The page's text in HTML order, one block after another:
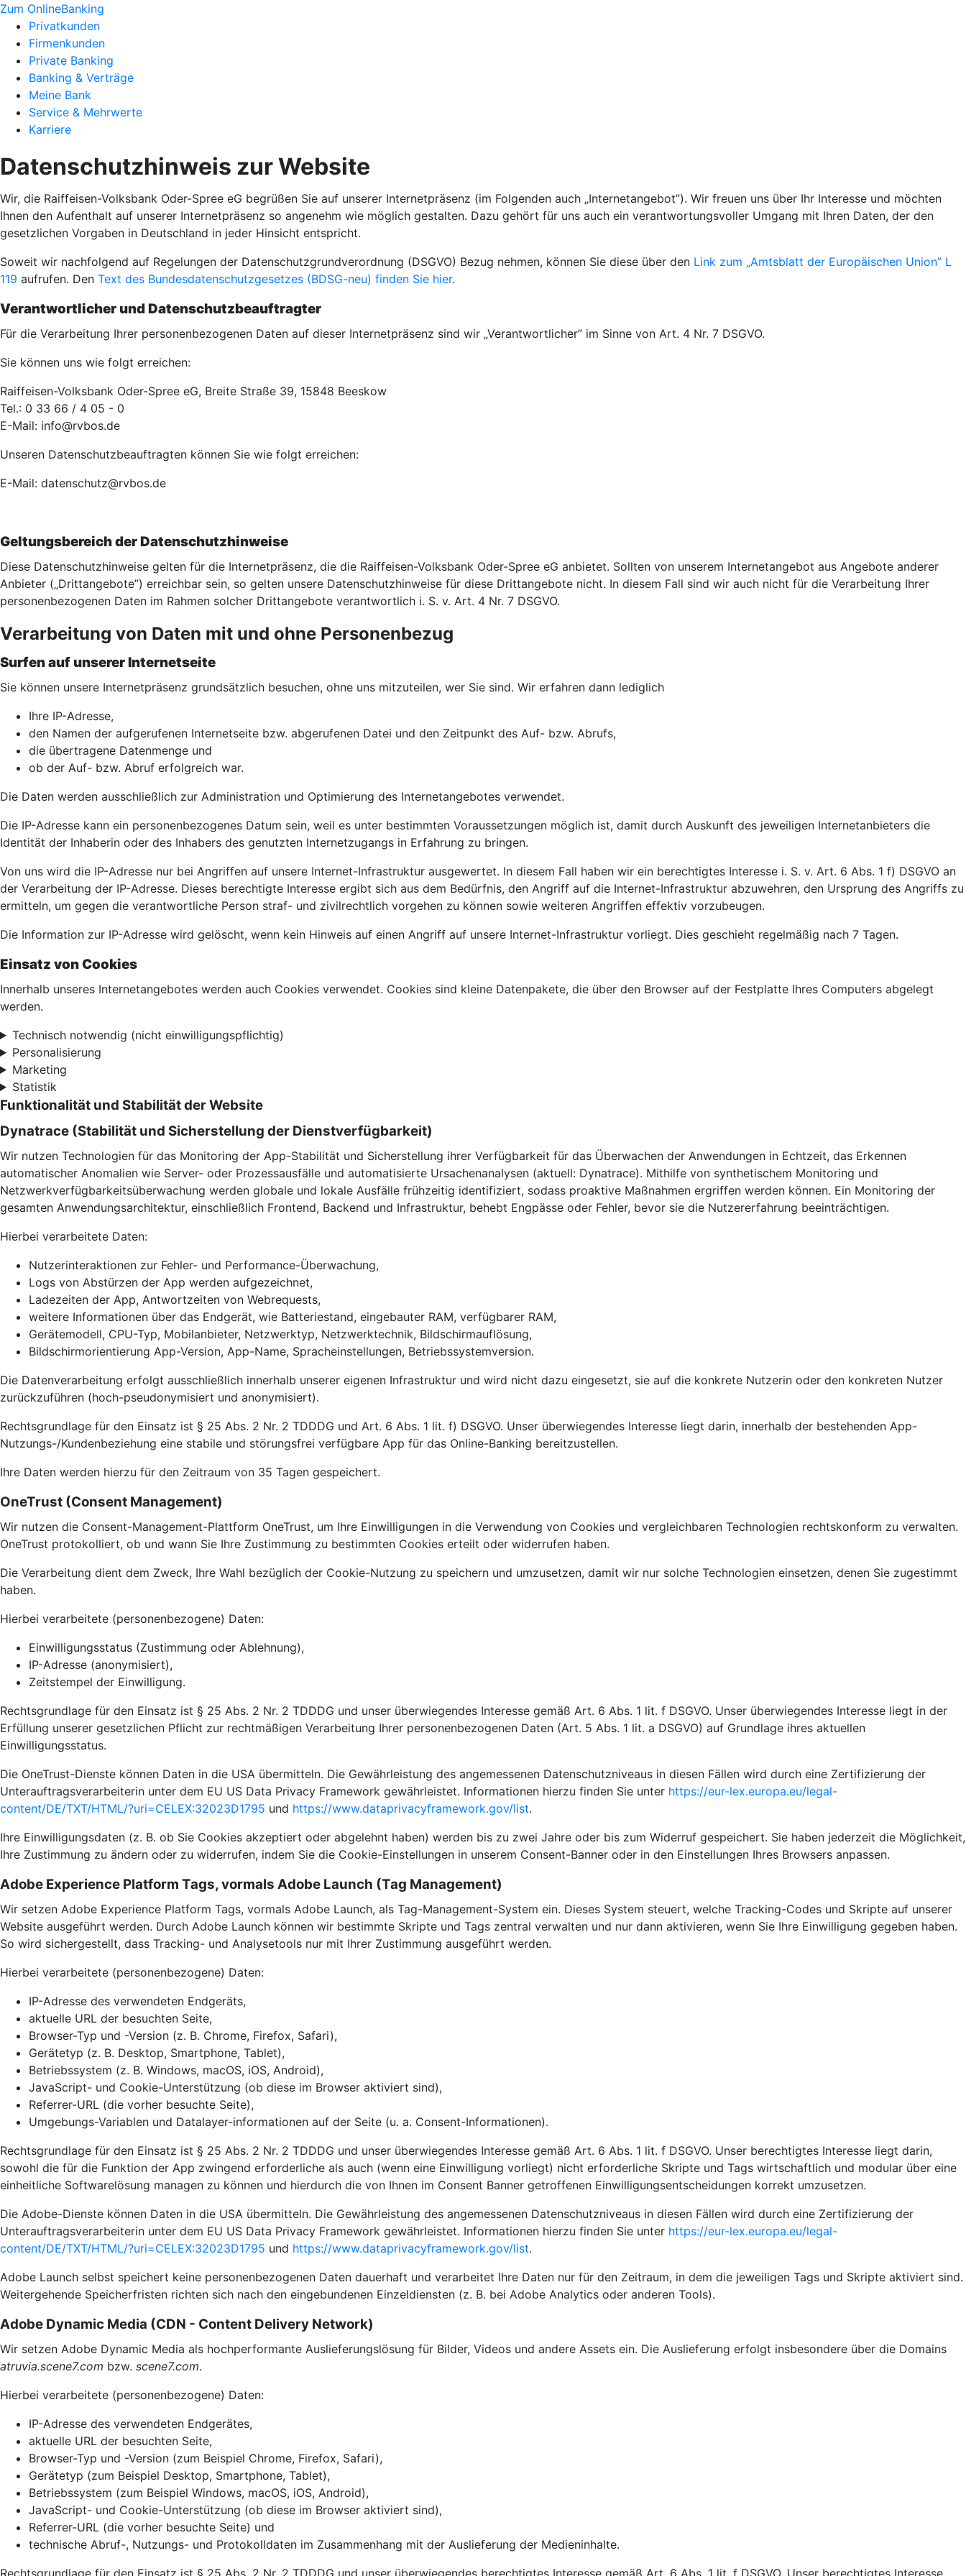
Zum OnlineBanking
Privatkunden
Firmenkunden
Private Banking
Banking & Verträge
Meine Bank
Service & Mehrwerte
Karriere
Datenschutzhinweis zur Website
Wir, die Raiffeisen-Volksbank Oder-Spree eG begrüßen Sie auf unserer Internetpräsenz (im Folgenden auch „Internetangebot”). Wir freuen uns über Ihr Interesse und möchten
Ihnen den Aufenthalt auf unserer Internetpräsenz so angenehm wie möglich gestalten. Dazu gehört für uns auch ein verantwortungsvoller Umgang mit Ihren Daten, der den
gesetzlichen Vorgaben in Deutschland in jeder Hinsicht entspricht.
Soweit wir nachfolgend auf Regelungen der Datenschutzgrundverordnung (DSGVO) Bezug nehmen, können Sie diese über den Link zum „Amtsblatt der Europäischen Union” L
119 aufrufen. Den Text des Bundesdatenschutzgesetzes (BDSG-neu) finden Sie hier.
Verantwortlicher und Datenschutzbeauftragter
Für die Verarbeitung Ihrer personenbezogenen Daten auf dieser Internetpräsenz sind wir „Verantwortlicher” im Sinne von Art. 4 Nr. 7 DSGVO.
Sie können uns wie folgt erreichen:
Raiffeisen-Volksbank Oder-Spree eG, Breite Straße 39, 15848 Beeskow
Tel.: 0 33 66 / 4 05 - 0
E-Mail: info@rvbos.de
Unseren Datenschutzbeauftragten können Sie wie folgt erreichen:
E-Mail: datenschutz@rvbos.de
Geltungsbereich der Datenschutzhinweise
Diese Datenschutzhinweise gelten für die Internetpräsenz, die die Raiffeisen-Volksbank Oder-Spree eG anbietet. Sollten von unserem Internetangebot aus Angebote anderer
Anbieter („Drittangebote”) erreichbar sein, so gelten unsere Datenschutzhinweise für diese Drittangebote nicht. In diesem Fall sind wir auch nicht für die Verarbeitung Ihrer
personenbezogenen Daten im Rahmen solcher Drittangebote verantwortlich i. S. v. Art. 4 Nr. 7 DSGVO.
Verarbeitung von Daten mit und ohne Personenbezug
Surfen auf unserer Internetseite
Sie können unsere Internetpräsenz grundsätzlich besuchen, ohne uns mitzuteilen, wer Sie sind. Wir erfahren dann lediglich
Ihre IP-Adresse,
den Namen der aufgerufenen Internetseite bzw. abgerufenen Datei und den Zeitpunkt des Auf- bzw. Abrufs,
die übertragene Datenmenge und
ob der Auf- bzw. Abruf erfolgreich war.
Die Daten werden ausschließlich zur Administration und Optimierung des Internetangebotes verwendet.
Die IP-Adresse kann ein personenbezogenes Datum sein, weil es unter bestimmten Voraussetzungen möglich ist, damit durch Auskunft des jeweiligen Internetanbieters die
Identität der Inhaberin oder des Inhabers des genutzten Internetzugangs in Erfahrung zu bringen.
Von uns wird die IP-Adresse nur bei Angriffen auf unsere Internet-Infrastruktur ausgewertet. In diesem Fall haben wir ein berechtigtes Interesse i. S. v. Art. 6 Abs. 1 f) DSGVO an
der Verarbeitung der IP-Adresse. Dieses berechtigte Interesse ergibt sich aus dem Bedürfnis, den Angriff auf die Internet-Infrastruktur abzuwehren, den Ursprung des Angriffs zu
ermitteln, um gegen die verantwortliche Person straf- und zivilrechtlich vorgehen zu können sowie weiteren Angriffen effektiv vorzubeugen.
Die Information zur IP-Adresse wird gelöscht, wenn kein Hinweis auf einen Angriff auf unsere Internet-Infrastruktur vorliegt. Dies geschieht regelmäßig nach 7 Tagen.
Einsatz von Cookies
Innerhalb unseres Internetangebotes werden auch Cookies verwendet. Cookies sind kleine Datenpakete, die über den Browser auf der Festplatte Ihres Computers abgelegt
werden.
Technisch notwendig (nicht einwilligungspflichtig)
Personalisierung
Marketing
Statistik
Funktionalität und Stabilität der Website
Dynatrace (Stabilität und Sicherstellung der Dienstverfügbarkeit)
Wir nutzen Technologien für das Monitoring der App-Stabilität und Sicherstellung ihrer Verfügbarkeit für das Überwachen der Anwendungen in Echtzeit, das Erkennen
automatischer Anomalien wie Server- oder Prozessausfälle und automatisierte Ursachenanalysen (aktuell: Dynatrace). Mithilfe von synthetischem Monitoring und
Netzwerkverfügbarkeitsüberwachung werden globale und lokale Ausfälle frühzeitig identifiziert, sodass proaktive Maßnahmen ergriffen werden können. Ein Monitoring der
gesamten Anwendungsarchitektur, einschließlich Frontend, Backend und Infrastruktur, behebt Engpässe oder Fehler, bevor sie die Nutzererfahrung beeinträchtigen.
Hierbei verarbeitete Daten:
Nutzerinteraktionen zur Fehler- und Performance-Überwachung,
Logs von Abstürzen der App werden aufgezeichnet,
Ladezeiten der App, Antwortzeiten von Webrequests,
weitere Informationen über das Endgerät, wie Batteriestand, eingebauter RAM, verfügbarer RAM,
Gerätemodell, CPU-Typ, Mobilanbieter, Netzwerktyp, Netzwerktechnik, Bildschirmauflösung,
Bildschirmorientierung App-Version, App-Name, Spracheinstellungen, Betriebssystemversion.
Die Datenverarbeitung erfolgt ausschließlich innerhalb unserer eigenen Infrastruktur und wird nicht dazu eingesetzt, sie auf die konkrete Nutzerin oder den konkreten Nutzer
zurückzuführen (hoch-pseudonymisiert und anonymisiert).
Rechtsgrundlage für den Einsatz ist § 25 Abs. 2 Nr. 2 TDDDG und Art. 6 Abs. 1 lit. f) DSGVO. Unser überwiegendes Interesse liegt darin, innerhalb der bestehenden App-
Nutzungs-/Kundenbeziehung eine stabile und störungsfrei verfügbare App für das Online-Banking bereitzustellen.
Ihre Daten werden hierzu für den Zeitraum von 35 Tagen gespeichert.
OneTrust (Consent Management)
Wir nutzen die Consent-Management-Plattform OneTrust, um Ihre Einwilligungen in die Verwendung von Cookies und vergleichbaren Technologien rechtskonform zu verwalten.
OneTrust protokolliert, ob und wann Sie Ihre Zustimmung zu bestimmten Cookies erteilt oder widerrufen haben.
Die Verarbeitung dient dem Zweck, Ihre Wahl bezüglich der Cookie-Nutzung zu speichern und umzusetzen, damit wir nur solche Technologien einsetzen, denen Sie zugestimmt
haben.
Hierbei verarbeitete (personenbezogene) Daten:
Einwilligungsstatus (Zustimmung oder Ablehnung),
IP-Adresse (anonymisiert),
Zeitstempel der Einwilligung.
Rechtsgrundlage für den Einsatz ist § 25 Abs. 2 Nr. 2 TDDDG und unser überwiegendes Interesse gemäß Art. 6 Abs. 1 lit. f DSGVO. Unser überwiegendes Interesse liegt in der
Erfüllung unserer gesetzlichen Pflicht zur rechtmäßigen Verarbeitung Ihrer personenbezogenen Daten (Art. 5 Abs. 1 lit. a DSGVO) auf Grundlage ihres aktuellen
Einwilligungsstatus.
Die OneTrust-Dienste können Daten in die USA übermitteln. Die Gewährleistung des angemessenen Datenschutzniveaus in diesen Fällen wird durch eine Zertifizierung der
Unterauftragsverarbeiterin unter dem EU US Data Privacy Framework gewährleistet. Informationen hierzu finden Sie unter https://eur-lex.europa.eu/legal-
content/DE/TXT/HTML/?uri=CELEX:32023D1795 und https://www.dataprivacyframework.gov/list.
Ihre Einwilligungsdaten (z. B. ob Sie Cookies akzeptiert oder abgelehnt haben) werden bis zu zwei Jahre oder bis zum Widerruf gespeichert. Sie haben jederzeit die Möglichkeit,
Ihre Zustimmung zu ändern oder zu widerrufen, indem Sie die Cookie-Einstellungen in unserem Consent-Banner oder in den Einstellungen Ihres Browsers anpassen.
Adobe Experience Platform Tags, vormals Adobe Launch (Tag Management)
Wir setzen Adobe Experience Platform Tags, vormals Adobe Launch, als Tag-Management-System ein. Dieses System steuert, welche Tracking-Codes und Skripte auf unserer
Website ausgeführt werden. Durch Adobe Launch können wir bestimmte Skripte und Tags zentral verwalten und nur dann aktivieren, wenn Sie Ihre Einwilligung gegeben haben.
So wird sichergestellt, dass Tracking- und Analysetools nur mit Ihrer Zustimmung ausgeführt werden.
Hierbei verarbeitete (personenbezogene) Daten:
IP-Adresse des verwendeten Endgeräts,
aktuelle URL der besuchten Seite,
Browser-Typ und -Version (z. B. Chrome, Firefox, Safari),
Gerätetyp (z. B. Desktop, Smartphone, Tablet),
Betriebssystem (z. B. Windows, macOS, iOS, Android),
JavaScript- und Cookie-Unterstützung (ob diese im Browser aktiviert sind),
Referrer-URL (die vorher besuchte Seite),
Umgebungs-Variablen und Datalayer-informationen auf der Seite (u. a. Consent-Informationen).
Rechtsgrundlage für den Einsatz ist § 25 Abs. 2 Nr. 2 TDDDG und unser überwiegendes Interesse gemäß Art. 6 Abs. 1 lit. f DSGVO. Unser berechtigtes Interesse liegt darin,
sowohl die für die Funktion der App zwingend erforderliche als auch (wenn eine Einwilligung vorliegt) nicht erforderliche Skripte und Tags wirtschaftlich und modular über eine
einheitliche Softwarelösung managen zu können und hierdurch die von Ihnen im Consent Banner getroffenen Einwilligungsentscheidungen korrekt umzusetzen.
Die Adobe-Dienste können Daten in die USA übermitteln. Die Gewährleistung des angemessenen Datenschutzniveaus in diesen Fällen wird durch eine Zertifizierung der
Unterauftragsverarbeiterin unter dem EU US Data Privacy Framework gewährleistet. Informationen hierzu finden Sie unter https://eur-lex.europa.eu/legal-
content/DE/TXT/HTML/?uri=CELEX:32023D1795 und https://www.dataprivacyframework.gov/list.
Adobe Launch selbst speichert keine personenbezogenen Daten dauerhaft und verarbeitet Ihre Daten nur für den Zeitraum, in dem die jeweiligen Tags und Skripte aktiviert sind.
Weitergehende Speicherfristen richten sich nach den eingebundenen Einzeldiensten (z. B. bei Adobe Analytics oder anderen Tools).
Adobe Dynamic Media (CDN - Content Delivery Network)
Wir setzen Adobe Dynamic Media als hochperformante Auslieferungslösung für Bilder, Videos und andere Assets ein. Die Auslieferung erfolgt insbesondere über die Domains
atruvia.scene7.com bzw. scene7.com.
Hierbei verarbeitete (personenbezogene) Daten:
IP-Adresse des verwendeten Endgerätes,
aktuelle URL der besuchten Seite,
Browser-Typ und -Version (zum Beispiel Chrome, Firefox, Safari),
Gerätetyp (zum Beispiel Desktop, Smartphone, Tablet),
Betriebssystem (zum Beispiel Windows, macOS, iOS, Android),
JavaScript- und Cookie-Unterstützung (ob diese im Browser aktiviert sind),
Referrer-URL (die vorher besuchte Seite) und
technische Abruf-, Nutzungs- und Protokolldaten im Zusammenhang mit der Auslieferung der Medieninhalte.
Rechtsgrundlage für den Einsatz ist § 25 Abs. 2 Nr. 2 TDDDG und unser überwiegendes berechtigtes Interesse gemäß Art. 6 Abs. 1 lit. f DSGVO. Unser berechtigtes Interesse